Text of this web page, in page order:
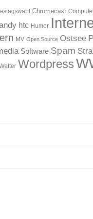
Chromecast
htc Humor
MV Open Source Ostsee
Software Spam
Wordpress